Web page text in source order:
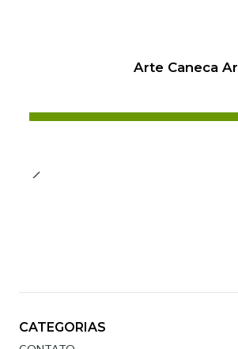
Arte Caneca
CATEGORIAS